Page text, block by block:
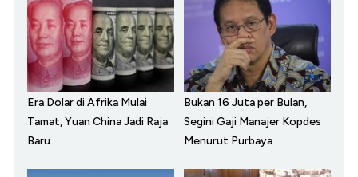
Era Dolar di Afrika Mulai
Tamat, Yuan China Jadi Raja
Baru
Bukan 16 Juta per Bulan,
Segini Gaji Manajer Kopdes
Menurut Purbaya